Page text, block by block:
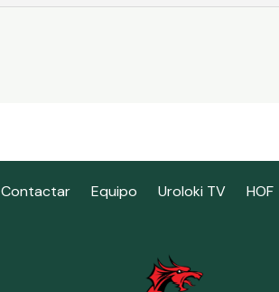
Contactar Equipo Uroloki TV HOF